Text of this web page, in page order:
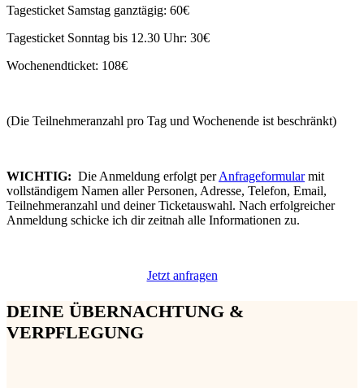
Tagesticket Samstag ganztägig: 60€
Tagesticket Sonntag bis 12.30 Uhr: 30€
Wochenendticket: 108€
(Die Teilnehmeranzahl pro Tag und Wochenende ist beschränkt)
WICHTIG: Die Anmeldung erfolgt perAnfrageformularmit
vollständigem Namen aller Personen, Adresse, Telefon, Email,
Teilnehmeranzahl und deiner Ticketauswahl. Nach erfolgreicher
Anmeldung schicke ich dir zeitnah alle Informationen zu.
Jetzt anfragen
DEINE ÜBERNACHTUNG &
VERPFLEGUNG